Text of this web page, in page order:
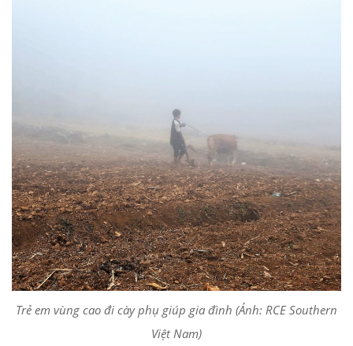
Trẻ em vùng cao đi cày phụ giúp gia đình (Ảnh: RCE Southern
Việt Nam)